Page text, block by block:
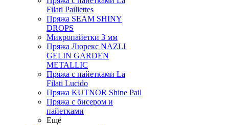
Filati Paillettes
Пряжа SEAM SHINY
DROPS
Микропайетки 3 мм
Пряжа Люрекс NAZLI
GELIN GARDEN
METALLIC
Пряжа с пайетками La
Filati Lucido
Пряжа KUTNOR Shine Pail
Пряжа с бисером и
пайетками
Ещё